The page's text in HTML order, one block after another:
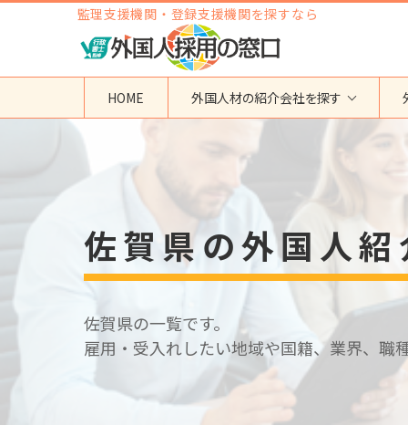
監理支援機関・登録支援機関を探すなら
HOME 外国人材の紹介会社を探す
地域から検索する
東京都
神奈川県
埼玉県
大阪府
福岡県
その他の地域
国籍から検索する
フィリピン
インドネシア
ミャンマー
インド
タイ
ネパール
中国
その他の国籍
佐賀県の外国人紹
佐賀県の一覧です。
雇用・受入れしたい地域や国籍、業界、職